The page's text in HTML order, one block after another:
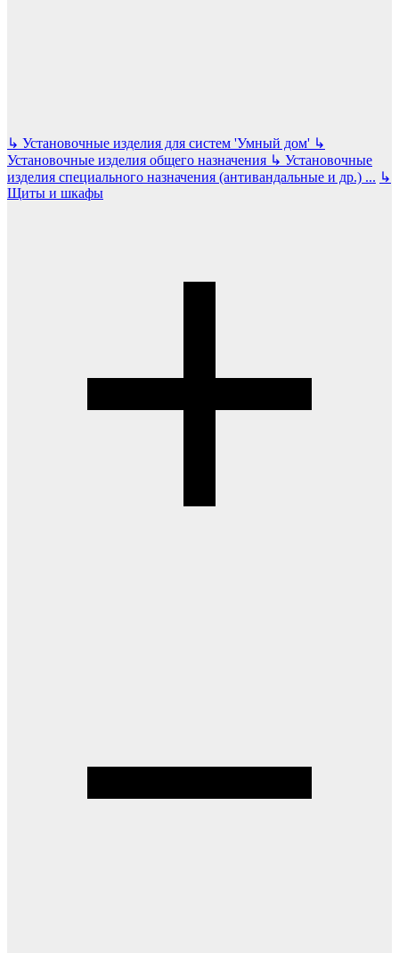
↳ Установочные изделия для систем 'Умный дом' ↳
Установочные изделия общего назначения ↳ Установочные
изделия специального назначения (антивандальные и др.) ... ↳
Щиты и шкафы